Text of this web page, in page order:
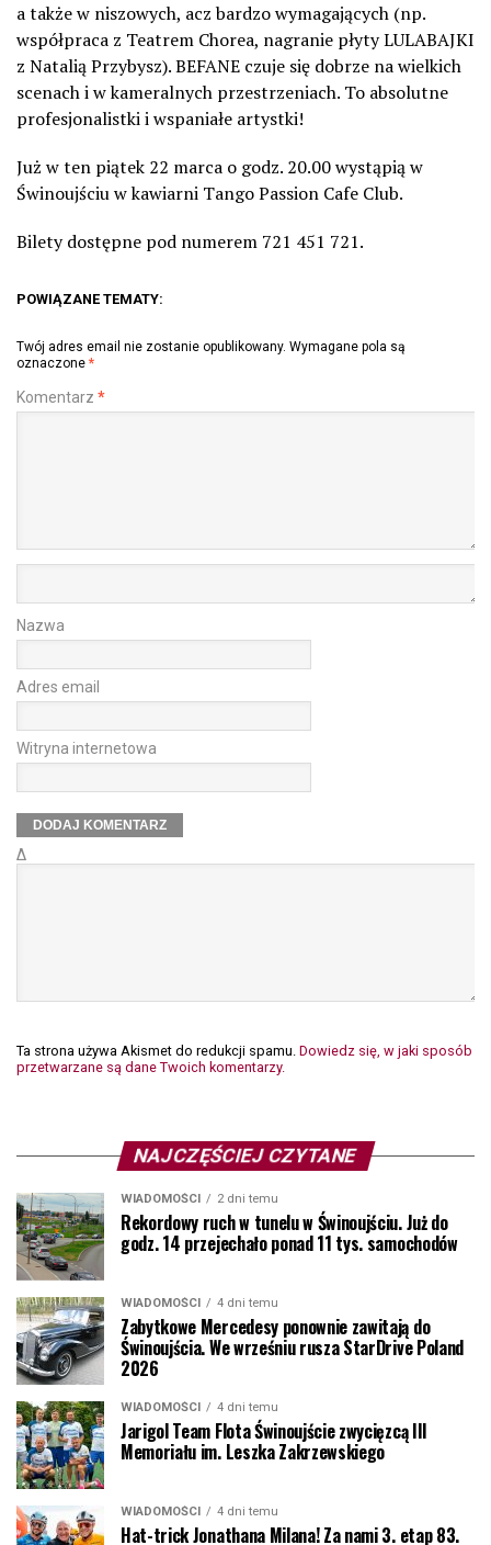
a także w niszowych, acz bardzo wymagających (np.
współpraca z Teatrem Chorea, nagranie płyty LULABAJKI
z Natalią Przybysz). BEFANE czuje się dobrze na wielkich
scenach i w kameralnych przestrzeniach. To absolutne
profesjonalistki i wspaniałe artystki!
Już w ten piątek 22 marca o godz. 20.00 wystąpią w
Świnoujściu w kawiarni Tango Passion Cafe Club.
Bilety dostępne pod numerem 721 451 721.
POWIĄZANE TEMATY:
Twój adres email nie zostanie opublikowany. Wymagane pola są
oznaczone *
Komentarz *
Nazwa
Adres email
Witryna internetowa
Δ
Ta strona używa Akismet do redukcji spamu. Dowiedz się, w jaki sposób
przetwarzane są dane Twoich komentarzy.
NAJCZĘŚCIEJ CZYTANE
WIADOMOŚCI 2 dni temu
Rekordowy ruch w tunelu w Świnoujściu. Już do
godz. 14 przejechało ponad 11 tys. samochodów
WIADOMOŚCI 4 dni temu
Zabytkowe Mercedesy ponownie zawitają do
Świnoujścia. We wrześniu rusza StarDrive Poland
2026
WIADOMOŚCI 4 dni temu
Jarigol Team Flota Świnoujście zwycięzcą III
Memoriału im. Leszka Zakrzewskiego
WIADOMOŚCI 4 dni temu
Hat-trick Jonathana Milana! Za nami 3. etap 83.